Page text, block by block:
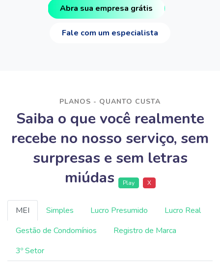
Abra sua empresa grátis
Fale com um especialista
PLANOS - QUANTO CUSTA
Saiba o que você realmente
recebe no nosso serviço, sem
surpresas e sem letras
miúdas
Play X
MEI Simples Lucro Presumido
Lucro Real
Gestão de Condomínios
Registro de Marca
3º Setor